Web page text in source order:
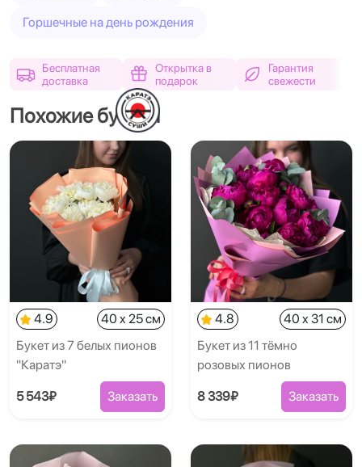
Горшечные на день рождения
Бесплатная
доставка
Открытка в
подарок
Гарантия
свежести
Похожие букеты
4.9
40 x 25 см
Букет из 7 белых пионов
"Каратэ"
5 543₽ Заказать
4.8
40 x 31 см
Букет из 11 тёмно
розовых пионов
8 339₽ Заказать